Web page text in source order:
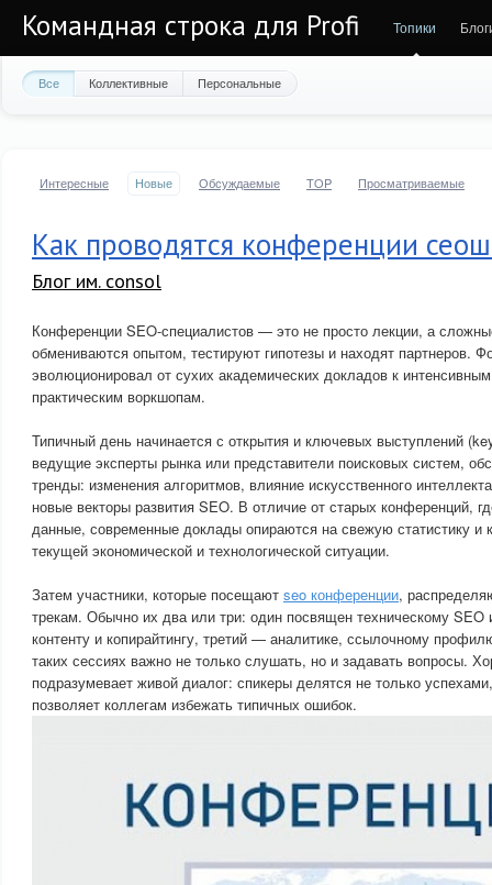
Командная строка для Profi Топики
Все Коллективные Персональные
Интересные Новые Обсуждаемые TOP Просматриваемые
Как проводятся конференции
Блог им. consol
Конференции SEO-специалистов — это не просто лекции, а
обмениваются опытом, тестируют гипотезы и находят партнеров.
эволюционировал от сухих академических докладов к
практическим воркшопам.
Типичный день начинается с открытия и ключевых выступлений
ведущие эксперты рынка или представители поисковых систем,
тренды: изменения алгоритмов, влияние искусственного
новые векторы развития SEO. В отличие от старых конференций,
данные, современные доклады опираются на свежую статистику и
текущей экономической и технологической ситуации.
Затем участники, которые посещают seo конференции,
трекам. Обычно их два или три: один посвящен техническому SEO
контенту и копирайтингу, третий — аналитике, ссылочному
таких сессиях важно не только слушать, но и задавать вопросы.
подразумевает живой диалог: спикеры делятся не только
позволяет коллегам избежать типичных ошибок.